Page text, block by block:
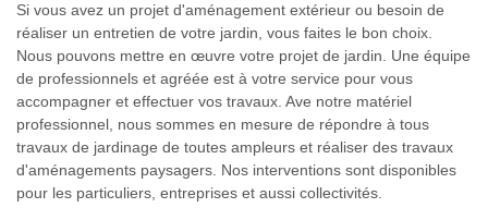
Si vous avez un projet d'aménagement extérieur ou besoin de
réaliser un entretien de votre jardin, vous faites le bon choix.
Nous pouvons mettre en œuvre votre projet de jardin. Une équipe
de professionnels et agréée est à votre service pour vous
accompagner et effectuer vos travaux. Ave notre matériel
professionnel, nous sommes en mesure de répondre à tous
travaux de jardinage de toutes ampleurs et réaliser des travaux
d'aménagements paysagers. Nos interventions sont disponibles
pour les particuliers, entreprises et aussi collectivités.